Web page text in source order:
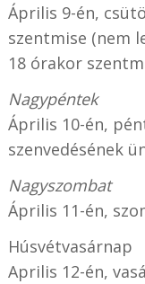
Április 9-én,
szentmise (nem
18 órakor
Nagypéntek
Április 10-én,
szenvedésének
Nagyszombat
Április 11-én,
Húsvétvasárnap
Aprilis 12-én,